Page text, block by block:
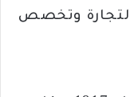
وتخصص